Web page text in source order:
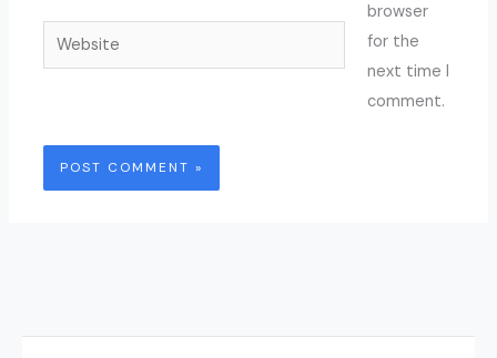
Website
browser
for the
next time I
comment.